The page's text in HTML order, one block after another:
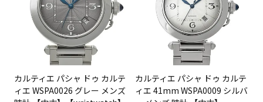
カルティエ パシャ ドゥ カルテ
ィエ WSPA0026 グレー メンズ
カルティエ パシャ ドゥ カルテ
ィエ 41mm WSPA0009 シルバ